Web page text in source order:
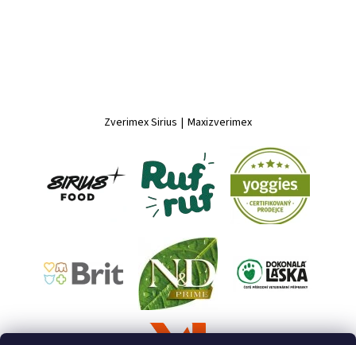
Zverimex Sirius | Maxizverimex